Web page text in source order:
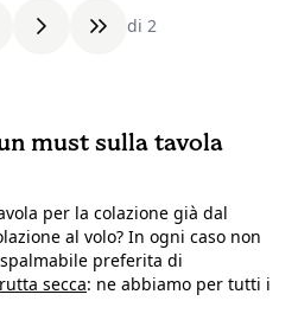
di 2
must sulla tavola
per la colazione già dal
al volo? In ogni caso non
preferita di
secca: ne abbiamo per tutti i